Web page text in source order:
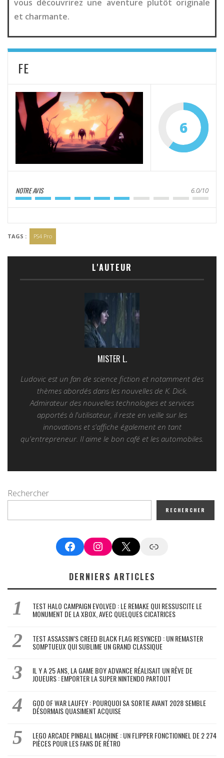
vous découvrirez une aventure plutôt originale
et charmante.
FE
6
NOTRE AVIS 6.0/10
TAGS : PS4 Pro
L'AUTEUR
MISTER L.
Ludovic est un fan de science fiction et notamment des
thèmes abordés dans les nouvelles de K. Dick.
Admirateur des nouvelles technologies et services
apportés à l'utilisateur, il reste en veille sur les
innovations et s'affiche également en tant
qu'entrepreneur. Il aime le bon café et les automobiles.
Rechercher
RECHERCHER
FacebookInstagram
X Google News
DERNIERS ARTICLES
TEST HALO CAMPAIGN EVOLVED : LE REMAKE QUI RESSUSCITE LE
MONUMENT DE LA XBOX, AVEC QUELQUES CICATRICES
TEST ASSASSIN’S CREED BLACK FLAG RESYNCED : UN REMASTER
SOMPTUEUX QUI SUBLIME UN GRAND CLASSIQUE
IL Y A 25 ANS, LA GAME BOY ADVANCE RÉALISAIT UN RÊVE DE
JOUEURS : EMPORTER LA SUPER NINTENDO PARTOUT
GOD OF WAR LAUFEY : POURQUOI SA SORTIE AVANT 2028 SEMBLE
DÉSORMAIS QUASIMENT ACQUISE
LEGO ARCADE PINBALL MACHINE : UN FLIPPER FONCTIONNEL DE 2 274
PIÈCES POUR LES FANS DE RÉTRO